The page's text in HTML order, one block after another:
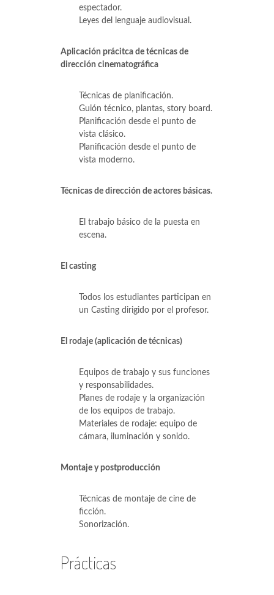
espectador.
Leyes del lenguaje audiovisual.
Aplicación prácitca de técnicas de
dirección cinematográfica
Técnicas de planificación.
Guión técnico, plantas, story board.
Planificación desde el punto de
vista clásico.
Planificación desde el punto de
vista moderno.
Técnicas de dirección de actores básicas.
El trabajo básico de la puesta en
escena.
El casting
Todos los estudiantes participan en
un Casting dirigido por el profesor.
El rodaje (aplicación de técnicas)
Equipos de trabajo y sus funciones
y responsabilidades.
Planes de rodaje y la organización
de los equipos de trabajo.
Materiales de rodaje: equipo de
cámara, iluminación y sonido.
Montaje y postproducción
Técnicas de montaje de cine de
ficción.
Sonorización.
Prácticas